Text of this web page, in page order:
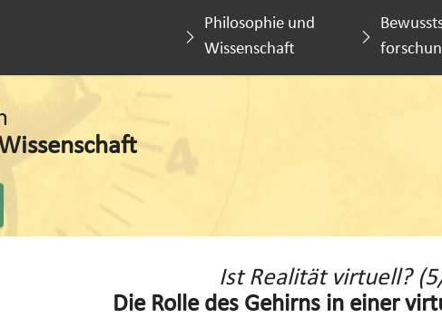
Philosophie und
Wissenschaft
Ist Realität virtuell?
Die Rolle des Gehirns in einer